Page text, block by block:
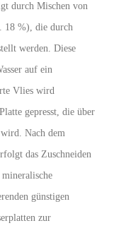
durch Mischen von
18 %), die durch
werden. Diese
auf ein
Vlies wird
gepresst, die über
Nach dem
das Zuschneiden
günstigen
zur